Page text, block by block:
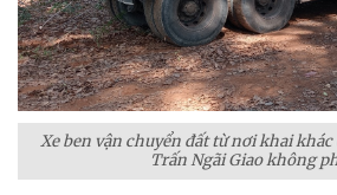
Xe ben vận chuyển đất từ nơi khai
Trấn Ngãi Giao không